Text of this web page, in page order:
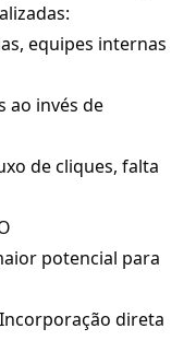
equipes internas
ao invés de
de cliques, falta
potencial para
direta